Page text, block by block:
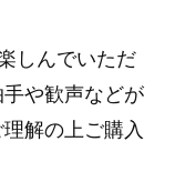
しんでいただ
や歓声などが
解の上ご購入